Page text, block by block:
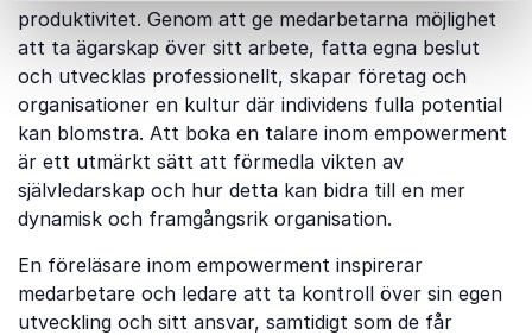
produktivitet. Genom att ge medarbetarna möjlighet
att ta ägarskap över sitt arbete, fatta egna beslut
och utvecklas professionellt, skapar företag och
organisationer en kultur där individens fulla potential
kan blomstra. Att boka en talare inom empowerment
är ett utmärkt sätt att förmedla vikten av
självledarskap och hur detta kan bidra till en mer
dynamisk och framgångsrik organisation.
En föreläsare inom empowerment inspirerar
medarbetare och ledare att ta kontroll över sin egen
utveckling och sitt ansvar, samtidigt som de får